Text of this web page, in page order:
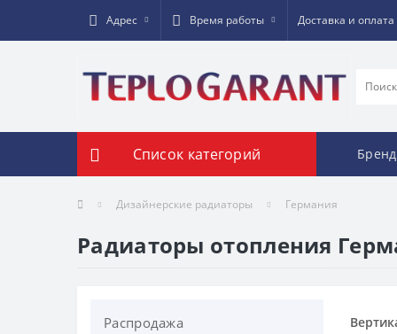
Адрес Время работы Доставка и оплата
Список категорий
Дизайнерские радиаторы Германия
Радиаторы отопления
Распродажа